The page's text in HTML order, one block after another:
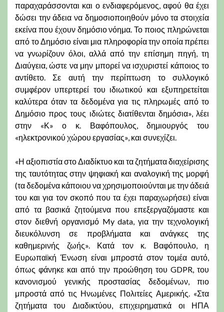
παραχαράσσονται και ο ενδιαφερόμενος, αφού θα έχει
δώσει την άδεια να δημοσιοποιηθούν μόνο τα στοιχεία
εκείνα που έχουν δημόσιο νόημα. Το ποιος πληρώνεται
από το Δημόσιο είναι μια πληροφορία την οποία πρέπει
να γνωρίζουν όλοι, αλλά από την επίσημη πηγή, τη
Διαύγεια, ώστε να μην μπορεί να ισχυριστεί κάποιος το
αντίθετο. Σε αυτή την περίπτωση το συλλογικό
συμφέρον υπερτερεί του ιδιωτικού και εξυπηρετείται
καλύτερα όταν τα δεδομένα για τις πληρωμές από το
Δημόσιο προς τους ιδιώτες διατίθενται δημόσια», λέει
στην «Κ» ο κ. Βαφόπουλος, δημιουργός του
«ηλεκτρονικού χώρου εργασίας», και συνεχίζει.
«Η αξιοπιστία στο Διαδίκτυο και τα ζητήματα διαχείρισης
της ταυτότητας στην ψηφιακή και αναλογική της μορφή
(τα δεδομένα κάποιου να χρησιμοποιούνται με την άδειά
του και για τον σκοπό που τα έχει παραχωρήσει) είναι
από τα βασικά ζητούμενα που επεξεργαζόμαστε και
στον διεθνή οργανισμό My data, για την τεχνολογική
διευκόλυνση σε προβλήματα και ανάγκες της
καθημερινής ζωής». Κατά τον κ. Βαφόπουλο, η
Ευρωπαϊκή Ένωση είναι μπροστά στον τομέα αυτό,
όπως φάνηκε και από την προώθηση του GDPR, του
κανονισμού γενικής προστασίας δεδομένων, πιο
μπροστά από τις Ηνωμένες Πολιτείες Αμερικής. «Στα
ζητήματα του Διαδικτύου, επιχειρηματικά οι ΗΠΑ